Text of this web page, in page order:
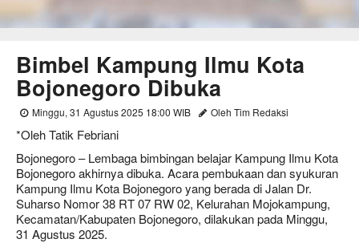
Bimbel Kampung Ilmu Kota
Bojonegoro Dibuka
Minggu, 31 Agustus 2025 18:00 WIB Oleh Tim Redaksi
*Oleh Tatik Febriani
Bojonegoro – Lembaga bimbingan belajar Kampung Ilmu Kota
Bojonegoro akhirnya dibuka. Acara pembukaan dan syukuran
Kampung Ilmu Kota Bojonegoro yang berada di Jalan Dr.
Suharso Nomor 38 RT 07 RW 02, Kelurahan Mojokampung,
Kecamatan/Kabupaten Bojonegoro, dilakukan pada Minggu,
31 Agustus 2025.